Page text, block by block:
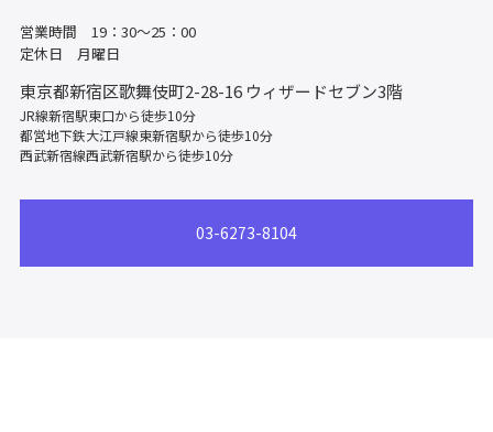
営業時間 19：30～25：00
定休日 月曜日
東京都新宿区歌舞伎町2-28-16 ウィザードセブン3階
JR線新宿駅東口から徒歩10分
都営地下鉄大江戸線東新宿駅から徒歩10分
西武新宿線西武新宿駅から徒歩10分
03-6273-8104